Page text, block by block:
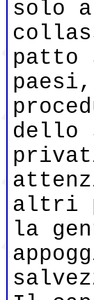
solo
patto
dello
altri
la